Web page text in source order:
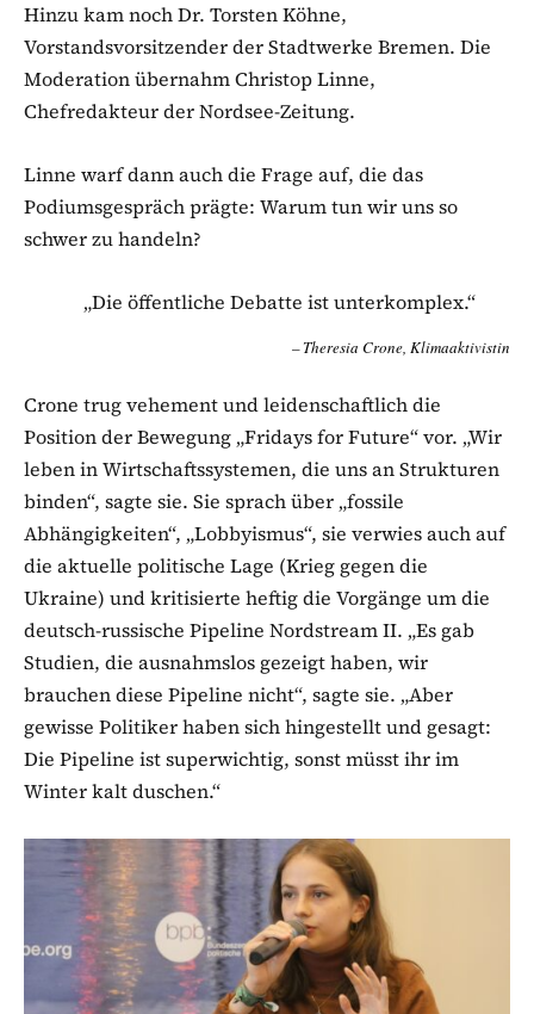
Hinzu kam noch Dr. Torsten Köhne,
Vorstandsvorsitzender der Stadtwerke Bremen. Die
Moderation übernahm Christop Linne,
Chefredakteur der Nordsee-Zeitung.
Linne warf dann auch die Frage auf, die das
Podiumsgespräch prägte: Warum tun wir uns so
schwer zu handeln?
„Die öffentliche Debatte ist unterkomplex.“
Theresia Crone, Klimaaktivistin
Crone trug vehement und leidenschaftlich die
Position der Bewegung „Fridays for Future“ vor. „Wir
leben in Wirtschaftssystemen, die uns an Strukturen
binden“, sagte sie. Sie sprach über „fossile
Abhängigkeiten“, „Lobbyismus“, sie verwies auch auf
die aktuelle politische Lage (Krieg gegen die
Ukraine) und kritisierte heftig die Vorgänge um die
deutsch-russische Pipeline Nordstream II. „Es gab
Studien, die ausnahmslos gezeigt haben, wir
brauchen diese Pipeline nicht“, sagte sie. „Aber
gewisse Politiker haben sich hingestellt und gesagt:
Die Pipeline ist superwichtig, sonst müsst ihr im
Winter kalt duschen.“